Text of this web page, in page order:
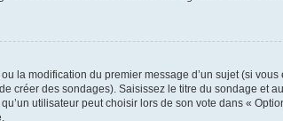
la modification du premier message d’un sujet (si
créer des sondages). Saisissez le titre du sondage et
utilisateur peut choisir lors de son vote dans «